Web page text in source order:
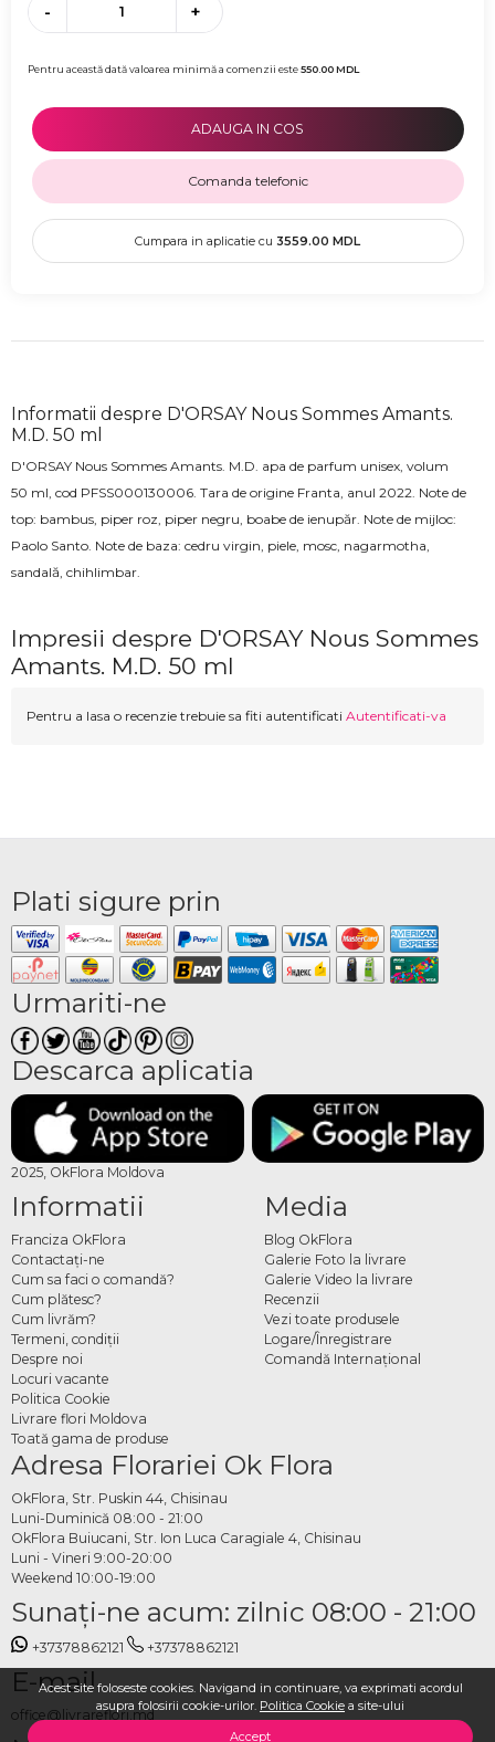
Acest site foloseste cookies. Navigand in continuare, va exprimati acordul
asupra folosirii cookie-urilor. Politica Cookie a site-ului
Accept
- +
Pentru această dată valoarea minimă a comenzii este550.00MDL
ADAUGA IN COS
Comanda telefonic
Cumpara in aplicatie cu 3559.00 MDL
Informatii despre D'ORSAY Nous Sommes Amants.
M.D. 50 ml
D'ORSAY Nous Sommes Amants. M.D. apa de parfum unisex, volum
50 ml, cod PFSS000130006. Tara de origine Franta, anul 2022. Note de
top: bambus, piper roz, piper negru, boabe de ienupăr. Note de mijloc:
Paolo Santo. Note de baza: cedru virgin, piele, mosc, nagarmotha,
sandală, chihlimbar.
Impresii despre D'ORSAY Nous Sommes
Amants. M.D. 50 ml
Pentru a lasa o recenzie trebuie sa fiti autentificati Autentificati-va
Plati sigure prin
Urmariti-ne
Descarca aplicatia
2025, OkFlora Moldova
Informatii
Franciza OkFlora
Contactaţi-ne
Cum sa faci o comandă?
Cum plătesc?
Cum livrăm?
Termeni, condiţii
Despre noi
Locuri vacante
Politica Cookie
Livrare flori Moldova
Toată gama de produse
Media
Blog OkFlora
Galerie Foto la livrare
Galerie Video la livrare
Recenzii
Vezi toate produsele
Logare/Înregistrare
Comandă Internațional
Adresa Florariei Ok Flora
OkFlora, Str. Puskin 44, Chisinau
Luni-Duminică 08:00 - 21:00
OkFlora Buiucani, Str. Ion Luca Caragiale 4, Chisinau
Luni - Vineri 9:00-20:00
Weekend 10:00-19:00
Sunaţi-ne acum: zilnic 08:00 - 21:00
+37378862121 +37378862121
E-mail
office@livrareflori.md